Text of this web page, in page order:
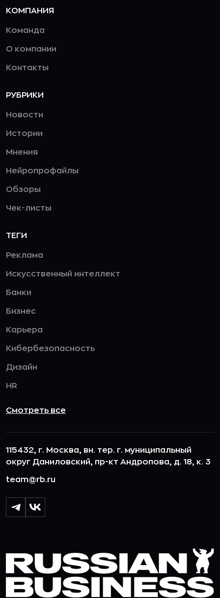
КОМПАНИЯ
Команда
О компании
Контакты
РУБРИКИ
Новости
Истории
Мнения
Нейропрофайлы
Обзоры
Чек-листы
ТЕГИ
Реклама
Искусственный интеллект
Банки
Бизнес
Карьера
Кибербезопасность
Дизайн
HR
Смотреть все
115432, г. Москва, вн. тер. г. муниципальный
округ Даниловский, пр-кт Андропова, д. 18, к. 3
team@rb.ru